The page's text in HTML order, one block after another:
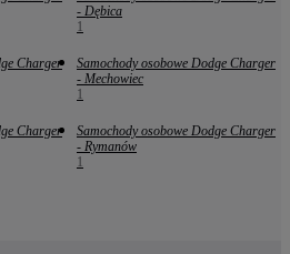
- Dębica
1
Charger
Samochody osobowe Dodge Charger
- Mechowiec
1
Charger
Samochody osobowe Dodge Charger
- Rymanów
1